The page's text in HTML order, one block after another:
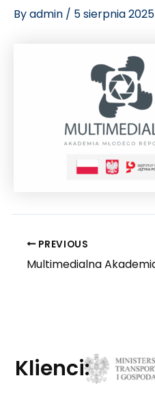
Byadmin / 5 sierpnia 2025
PREVIOUS
Multimedialna
Klienci: